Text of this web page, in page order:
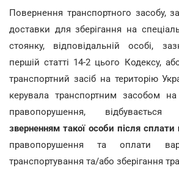
Повернення транспортного засобу,
доставки для зберігання на
стоянку, відповідальній особі,
першій статті 14-2 цього Кодексу,
транспортний засіб на територію
керувала транспортним засобом
правопорушення, відбувається
зверненням такої особи після
правопорушення та оплати
транспортування та/або зберігання